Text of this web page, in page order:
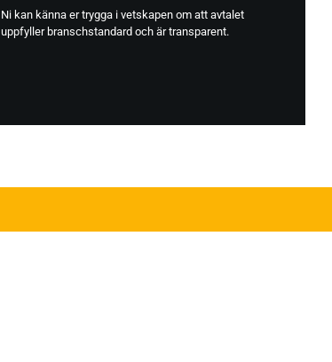
Ni kan känna er trygga i vetskapen om att avtalet
uppfyller branschstandard och är transparent.